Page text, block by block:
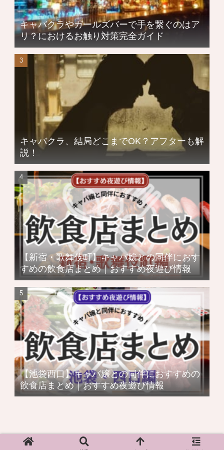
キャバクラやガールズバーで手を繋ぐのはア
リ？におけるお触り対策完全ガイド
キャバクラ、結局どこまでOK？アフターも解
説！
【新宿・歌舞伎町】キャバ嬢との同伴におす
すめの飲食店まとめ｜おすすめ夜遊び情報
【池袋西口】キャバ嬢との同伴におすすめの
飲食店まとめ｜おすすめ夜遊び情報
Copyright © 2021 【夜遊びNEXT】 All Rights Reserved.